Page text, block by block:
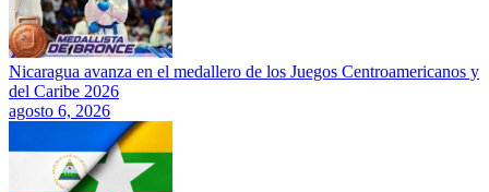
Nicaragua avanza en el medallero de los Juegos Centroamericanos y
del Caribe 2026
agosto 6, 2026